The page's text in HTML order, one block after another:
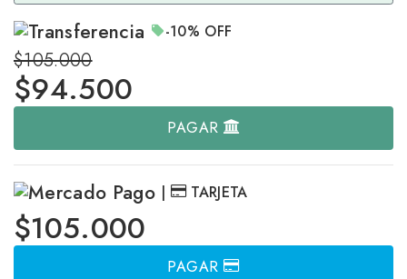
-10% OFF
$105.000
$94.500
PAGAR
| TARJETA
$105.000
PAGAR